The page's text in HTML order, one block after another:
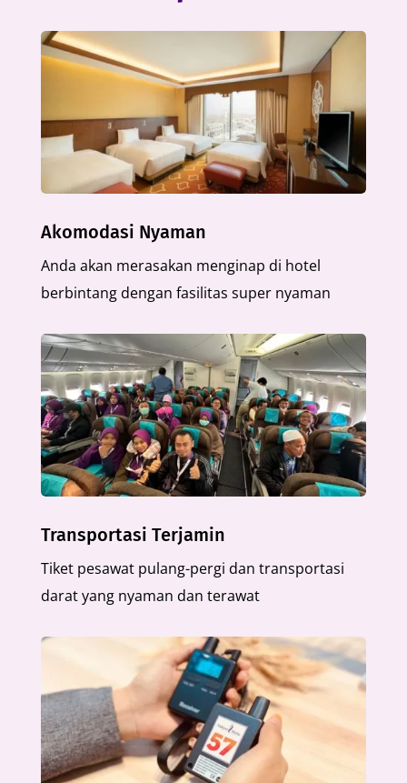
Akomodasi Nyaman
Anda akan merasakan menginap di hotel
berbintang dengan fasilitas super nyaman
Transportasi Terjamin
Tiket pesawat pulang-pergi dan transportasi
darat yang nyaman dan terawat